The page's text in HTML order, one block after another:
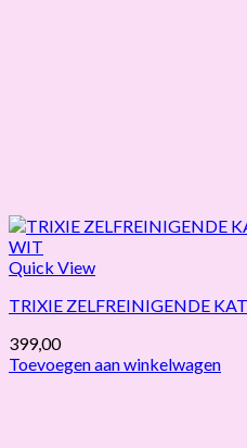
Quick View
TRIXIE ZELFREINIGENDE
399,00
Toevoegen aan winkelwagen